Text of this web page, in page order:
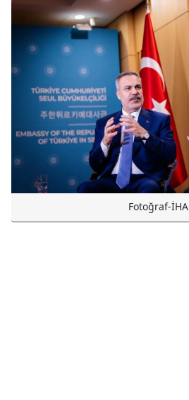
Fotoğraf-İHA